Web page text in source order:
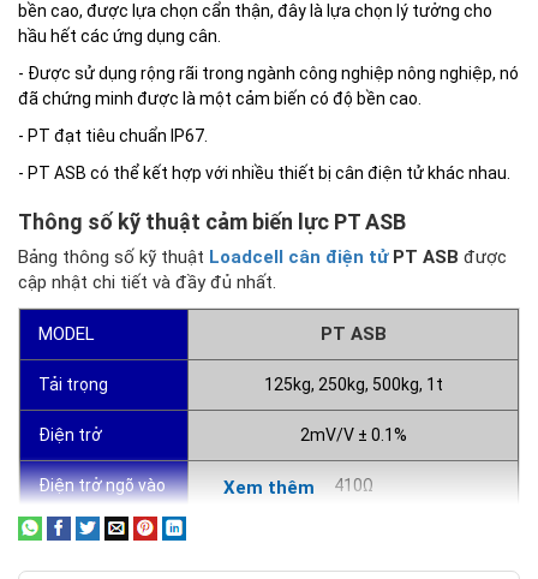
bền cao, được lựa chọn cẩn thận, đây là lựa chọn lý tưởng cho
hầu hết các ứng dụng cân.
- Được sử dụng rộng rãi trong ngành công nghiệp nông nghiệp, nó
đã chứng minh được là một cảm biến có độ bền cao.
- PT đạt tiêu chuẩn IP67.
- PT ASB có thể kết hợp với nhiều thiết bị cân điện tử khác nhau.
Thông số kỹ thuật cảm biến lực PT ASB
Bảng thông số kỹ thuật Loadcell cân điện tửPT ASB được
cập nhật chi tiết và đầy đủ nhất.
MODEL PT ASB
Tải trọng 125kg, 250kg, 500kg, 1t
Điện trở 2mV/V ± 0.1%
Điện trở ngõ vào 410Ω
Điện trở ngõ ra
Xem thêm